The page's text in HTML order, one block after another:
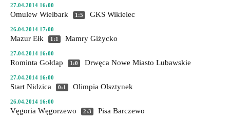
27.04.2014 16:00
Omulew Wielbark 1:5 GKS Wikielec
26.04.2014 17:00
Mazur Ełk 1:1 Mamry Giżycko
27.04.2014 16:00
Rominta Gołdap 1:0 Drwęca Nowe Miasto Lubawskie
27.04.2014 16:00
Start Nidzica 0:1 Olimpia Olsztynek
26.04.2014 16:00
Vęgoria Węgorzewo 2:3 Pisa Barczewo